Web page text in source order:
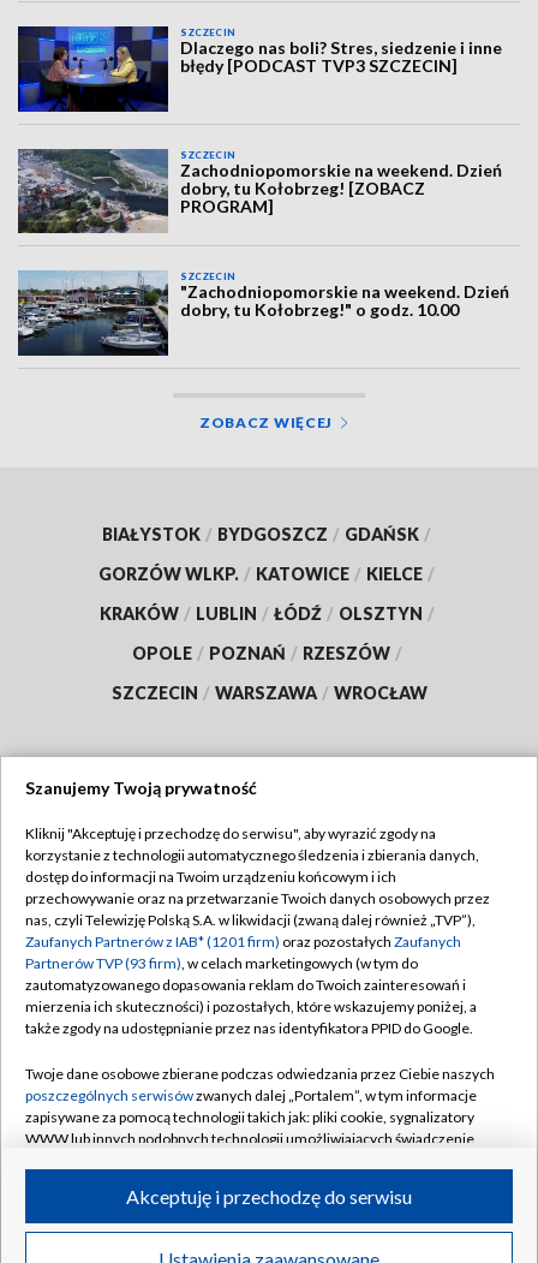
SZCZECIN
Dlaczego nas boli? Stres, siedzenie i inne
błędy [PODCAST TVP3 SZCZECIN]
SZCZECIN
Zachodniopomorskie na weekend. Dzień
dobry, tu Kołobrzeg! [ZOBACZ
PROGRAM]
SZCZECIN
"Zachodniopomorskie na weekend. Dzień
dobry, tu Kołobrzeg!" o godz. 10.00
ZOBACZ WIĘCEJ
BIAŁYSTOK / BYDGOSZCZ / GDAŃSK /
GORZÓW WLKP. / KATOWICE / KIELCE /
KRAKÓW / LUBLIN / ŁÓDŹ / OLSZTYN /
OPOLE / POZNAŃ / RZESZÓW /
SZCZECIN / WARSZAWA / WROCŁAW
TVP
Abonament TVP
Emisja w TVP
Centrum informacji TVP
Naziemna Telewizja Cyfrowa
Rada Programowa
System NOS
Informacje o nadawcy
Program dla prasy
Regulamin TVP
Polityka prywatności
Moje zgody
Pomoc
Kontakt
Kanały
©2026 Telewizja Polska S.A. w likwidacji
Szanujemy Twoją prywatność
Kliknij "Akceptuję i przechodzę do serwisu", aby wyrazić zgody na
korzystanie z technologii automatycznego śledzenia i zbierania danych,
dostęp do informacji na Twoim urządzeniu końcowym i ich
przechowywanie oraz na przetwarzanie Twoich danych osobowych przez
nas, czyli Telewizję Polską S.A. w likwidacji (zwaną dalej również „TVP”),
Zaufanych Partnerów z IAB* (1201 firm) oraz pozostałych Zaufanych
Partnerów TVP (93 firm), w celach marketingowych (w tym do
zautomatyzowanego dopasowania reklam do Twoich zainteresowań i
mierzenia ich skuteczności) i pozostałych, które wskazujemy poniżej, a
także zgody na udostępnianie przez nas identyfikatora PPID do Google.
Twoje dane osobowe zbierane podczas odwiedzania przez Ciebie naszych
poszczególnych serwisówzwanych dalej „Portalem”, w tym informacje
zapisywane za pomocą technologii takich jak: pliki cookie, sygnalizatory
WWW lub innych podobnych technologii umożliwiających świadczenie
ruchu w Internecie.
Twoje dane osobowe zbierane podczas odwiedzania przez Ciebie
Akceptuję i przechodzę do serwisu